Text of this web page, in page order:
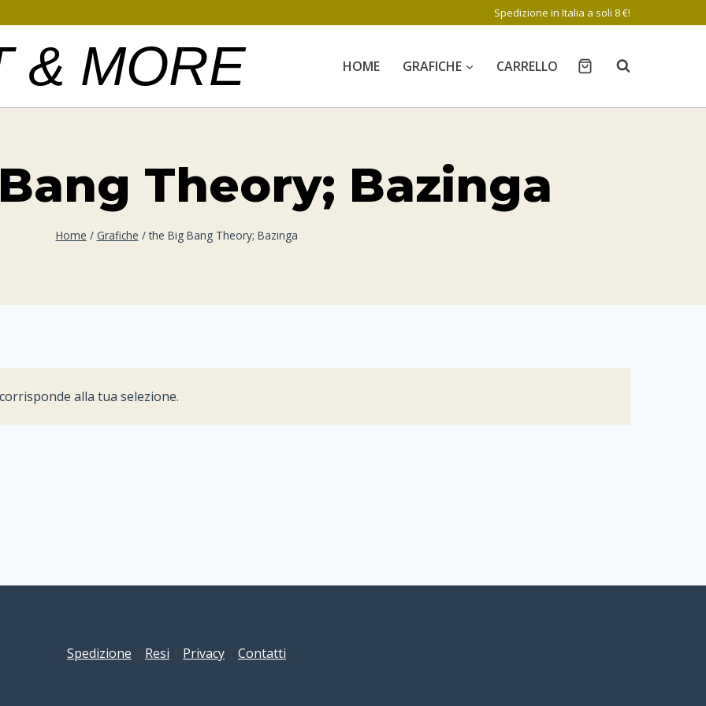
Spedizione in Italia a soli 8 €!
& MORE HOME GRAFICHE CARRELLO
Theory; Bazinga
Home / Grafiche / the Big Bang Theory; Bazinga
alla tua selezione.
Spedizione Resi Privacy Contatti